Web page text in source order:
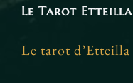
Le Tarot Etteilla
Le tarot d’Etteilla